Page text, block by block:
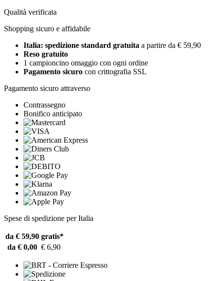
Qualità verificata
Shopping sicuro e affidabile
Italia: spedizione standard gratuita a partire da € 59,90
Reso gratuito
1 campioncino omaggio con ogni ordine
Pagamento sicuro con crittografia SSL
Pagamento sicuro attraverso
Contrassegno
Bonifico anticipato
Spese di spedizione per Italia
da € 59,90 gratis*
da € 0,00 € 6,90